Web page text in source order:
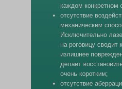
каждом конкретном
отсутствие
механическим
Исключительно
на роговицу сводит
излишнее
делает
очень коротким;
отсутствие